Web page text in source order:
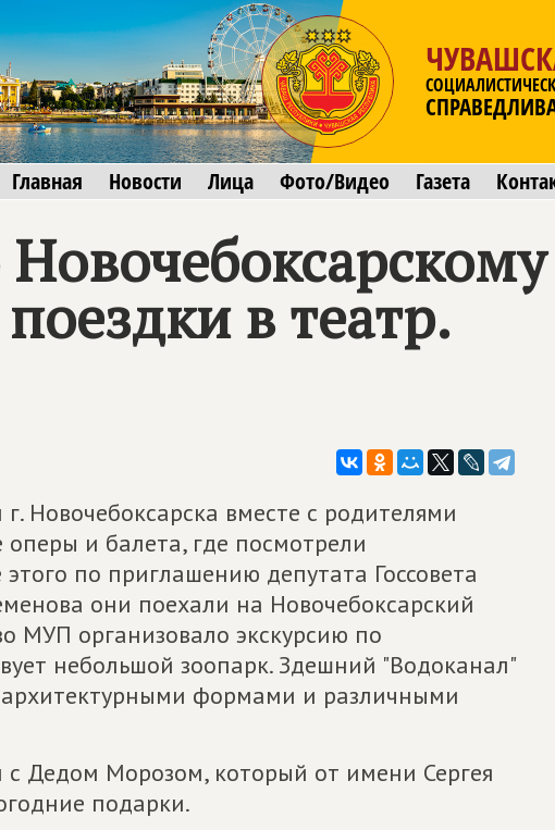
Главная Новости Лица Фото/Видео Газета
в театр.
Новочебоксарска вместе с родителями
и балета, где посмотрели
по приглашению депутата Госсовета
они поехали на Новочебоксарский
МУП организовало экскурсию по
небольшой зоопарк. Здешний "Водоканал"
формами и различными
с Дедом Морозом, который от имени Сергея
подарки.